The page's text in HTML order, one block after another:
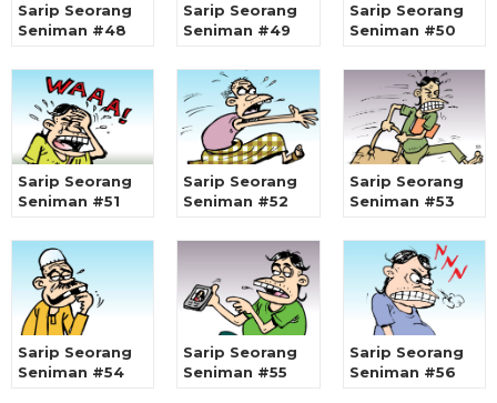
Sarip Seorang
Seniman #48
Sarip Seorang
Seniman #49
Sarip Seorang
Seniman #50
Sarip Seorang
Seniman #51
Sarip Seorang
Seniman #52
Sarip Seorang
Seniman #53
Sarip Seorang
Seniman #54
Sarip Seorang
Seniman #55
Sarip Seorang
Seniman #56